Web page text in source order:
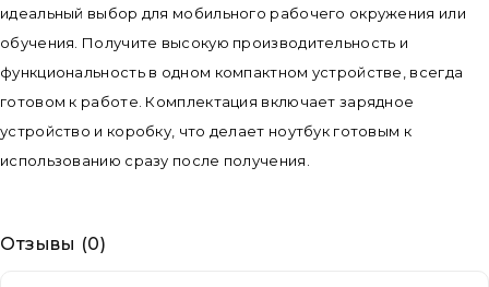
идеальный выбор для мобильного рабочего окружения или
обучения. Получите высокую производительность и
функциональность в одном компактном устройстве, всегда
готовом к работе. Комплектация включает зарядное
устройство и коробку, что делает ноутбук готовым к
использованию сразу после получения.
Отзывы (0)